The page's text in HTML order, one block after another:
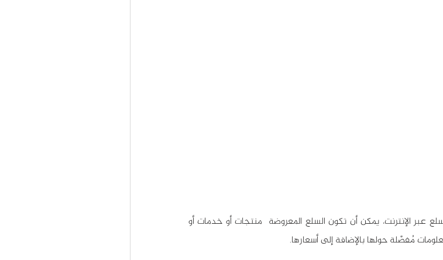
مُفصَّلة حولها بالإضافة إلى أسعارها.